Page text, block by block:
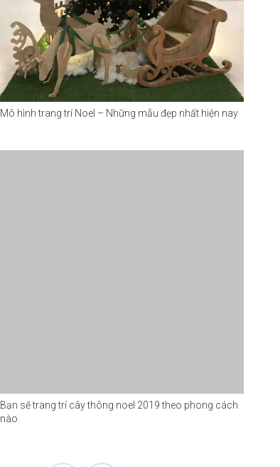
Mô hình trang trí Noel – Những mẫu đẹp nhất hiện nay
Bạn sẽ trang trí cây thông noel 2019 theo phong cách
nào